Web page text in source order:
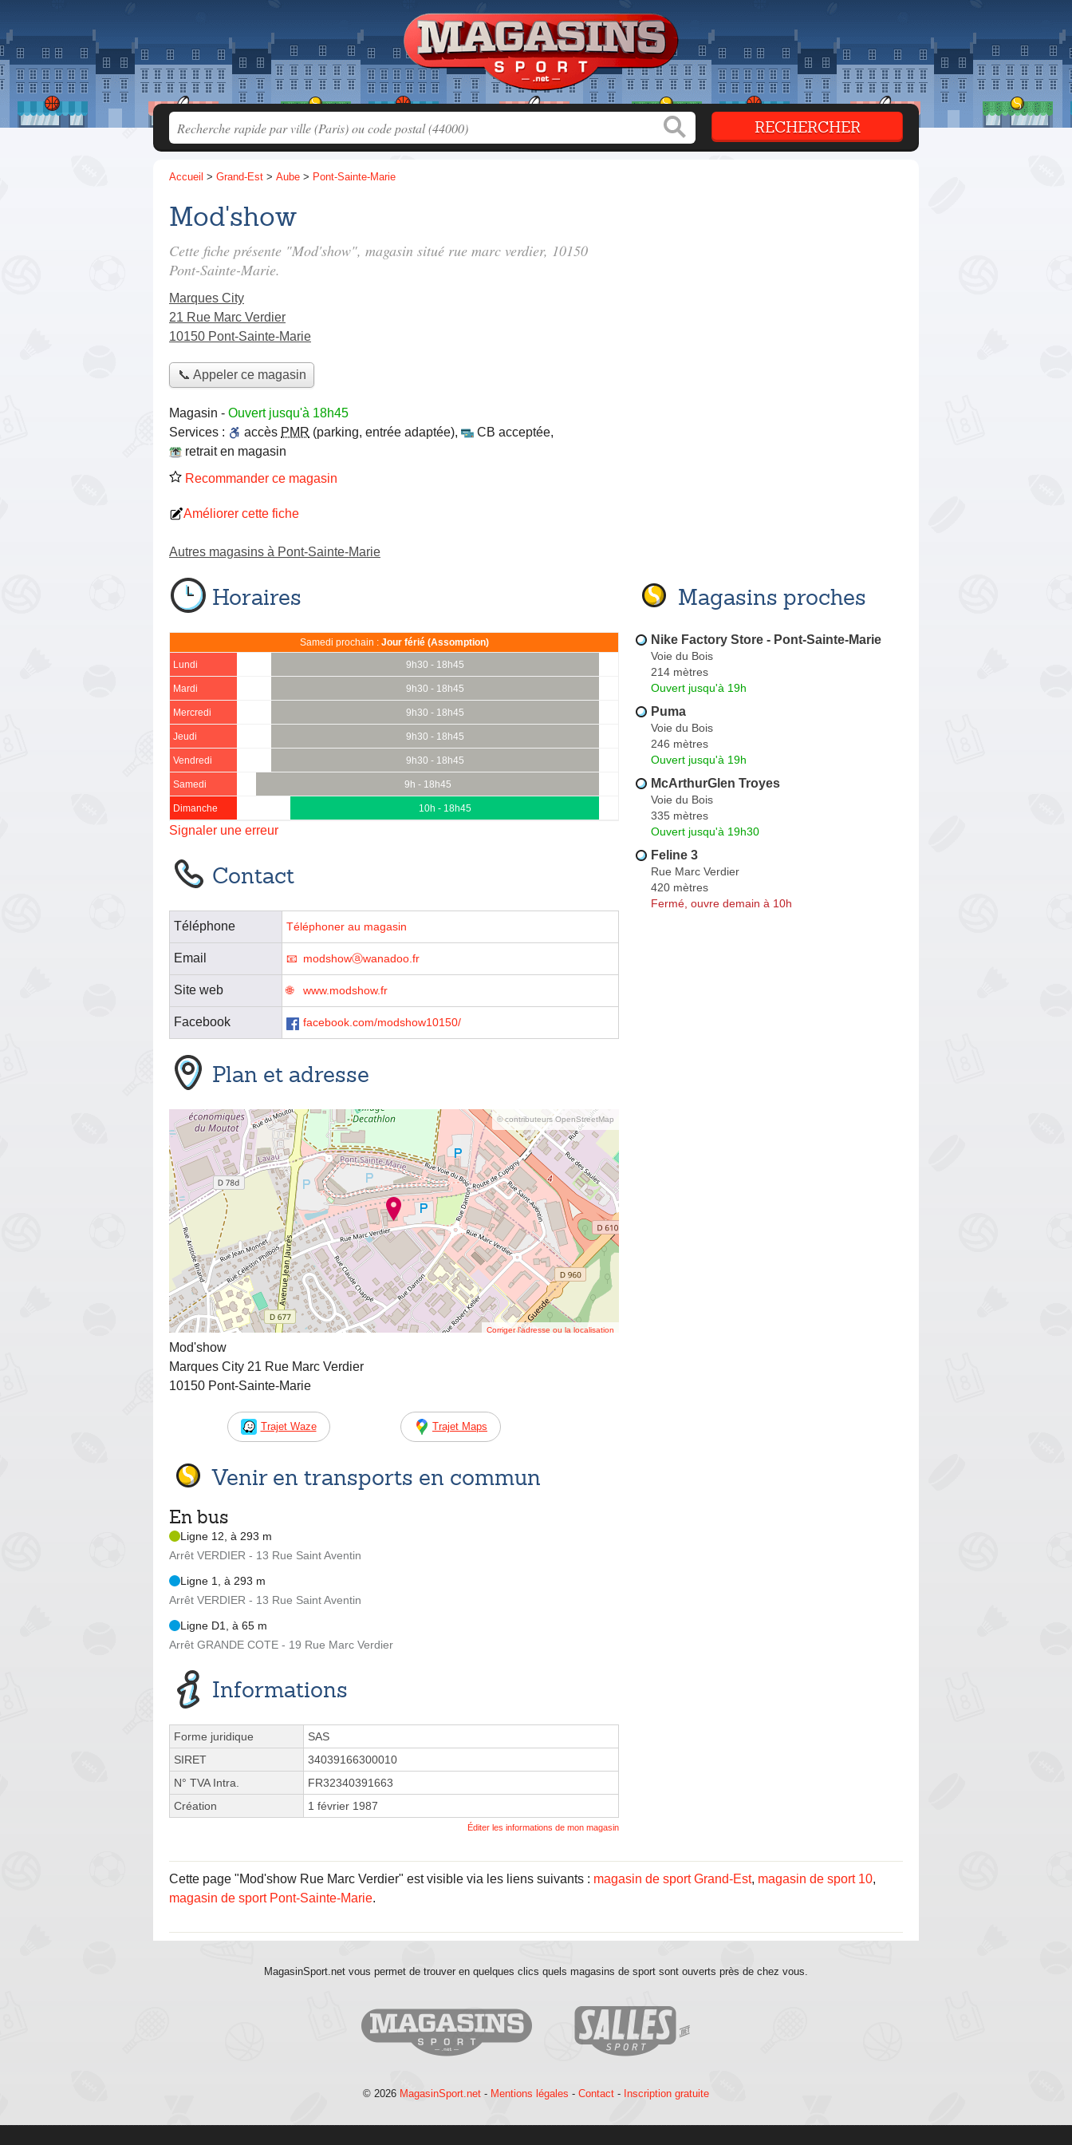
Accueil > Grand-Est > Aube > Pont-Sainte-Marie
Mod'show
Cette fiche présente "Mod'show", magasin situé rue marc verdier, 10150
Pont-Sainte-Marie.
Marques City
21 Rue Marc Verdier
10150 Pont-Sainte-Marie
📞 Appeler ce magasin
Magasin - Ouvert jusqu'à 18h45
Services :
accès PMR (parking, entrée adaptée), CB acceptée,
retrait en magasin
Recommander ce magasin
Améliorer cette fiche
Autres magasins à Pont-Sainte-Marie
Horaires
Samedi prochain : Jour férié (Assomption)
Lundi 9h30 - 18h45
Mardi 9h30 - 18h45
Mercredi 9h30 - 18h45
Jeudi 9h30 - 18h45
Vendredi 9h30 - 18h45
Samedi 9h - 18h45
Dimanche 10h - 18h45
Signaler une erreur
Contact
Téléphone Téléphoner au magasin
Email modshowⓐwanadoo.fr
Site web www.modshow.fr
Facebook facebook.com/modshow10150/
Plan et adresse
© contributeurs OpenStreetMap
Corriger l’adresse ou la localisation
Mod'show
Marques City 21 Rue Marc Verdier
10150 Pont-Sainte-Marie
Trajet Waze Trajet Maps
Venir en transports en commun
En bus
Ligne 12, à 293 m
Arrêt VERDIER - 13 Rue Saint Aventin
Ligne 1, à 293 m
Arrêt VERDIER - 13 Rue Saint Aventin
Ligne D1, à 65 m
Arrêt GRANDE COTE - 19 Rue Marc Verdier
Informations
Forme juridique
SAS
SIRET
34039166300010
N° TVA Intra.
FR32340391663
Création
1 février 1987
Éditer les informations de mon magasin
Magasins proches
Nike Factory Store - Pont-Sainte-Marie
Voie du Bois
214 mètres
Ouvert jusqu'à 19h
Puma
Voie du Bois
246 mètres
Ouvert jusqu'à 19h
McArthurGlen Troyes
Voie du Bois
335 mètres
Ouvert jusqu'à 19h30
Feline 3
Rue Marc Verdier
420 mètres
Fermé, ouvre demain à 10h
Cette page "Mod'show Rue Marc Verdier" est visible via les liens suivants : magasin de sport Grand-Est, magasin de sport 10,
magasin de sport Pont-Sainte-Marie.
MagasinSport.net vous permet de trouver en quelques clics quels magasins de sport sont ouverts près de chez vous.
© 2026 MagasinSport.net - Mentions légales - Contact - Inscription gratuite